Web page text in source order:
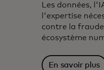
Les données,
l'expertise
contre la
écosystème
En savoir plus